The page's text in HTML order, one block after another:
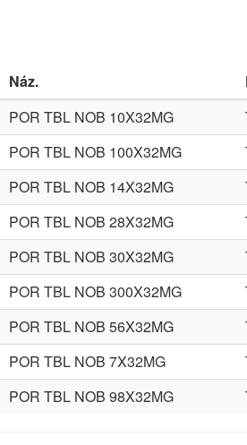
Náz.
POR TBL NOB 10X32MG
POR TBL NOB 100X32MG
POR TBL NOB 14X32MG
POR TBL NOB 28X32MG
POR TBL NOB 30X32MG
POR TBL NOB 300X32MG
POR TBL NOB 56X32MG
POR TBL NOB 7X32MG
POR TBL NOB 98X32MG